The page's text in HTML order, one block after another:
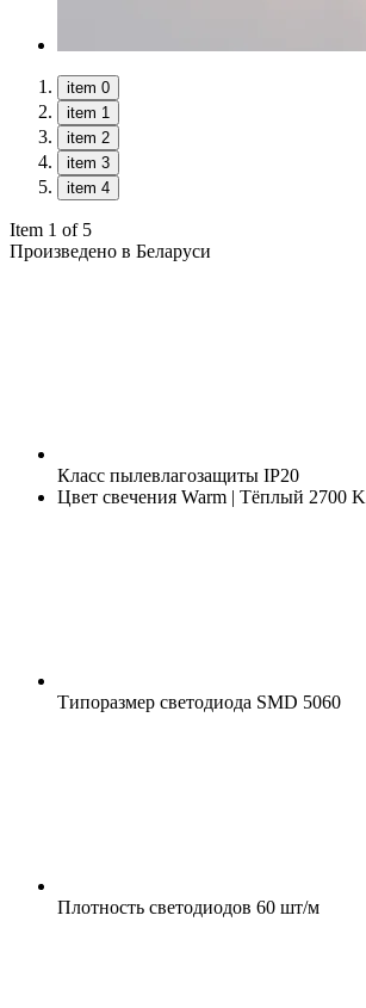
item 0
item 1
item 2
item 3
item 4
Item 1 of 5
Произведено в Беларуси
Класс пылевлагозащиты IP20
Цвет свечения Warm | Тёплый 2700 K
Типоразмер светодиода SMD 5060
Плотность светодиодов 60 шт/м